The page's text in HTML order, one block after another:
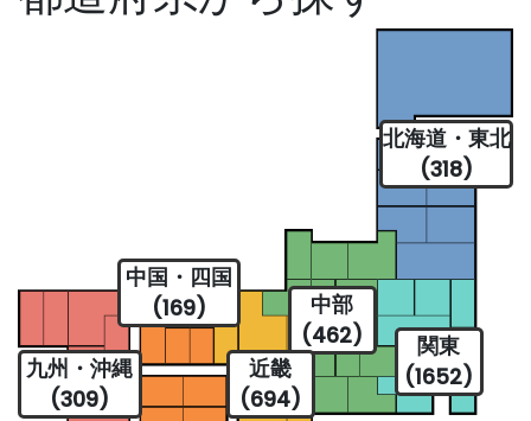
北海道・東北
(318)
関東
(1652)
中部
(462)
近畿
(694)
中国・四国
(169)
九州・沖縄
(309)